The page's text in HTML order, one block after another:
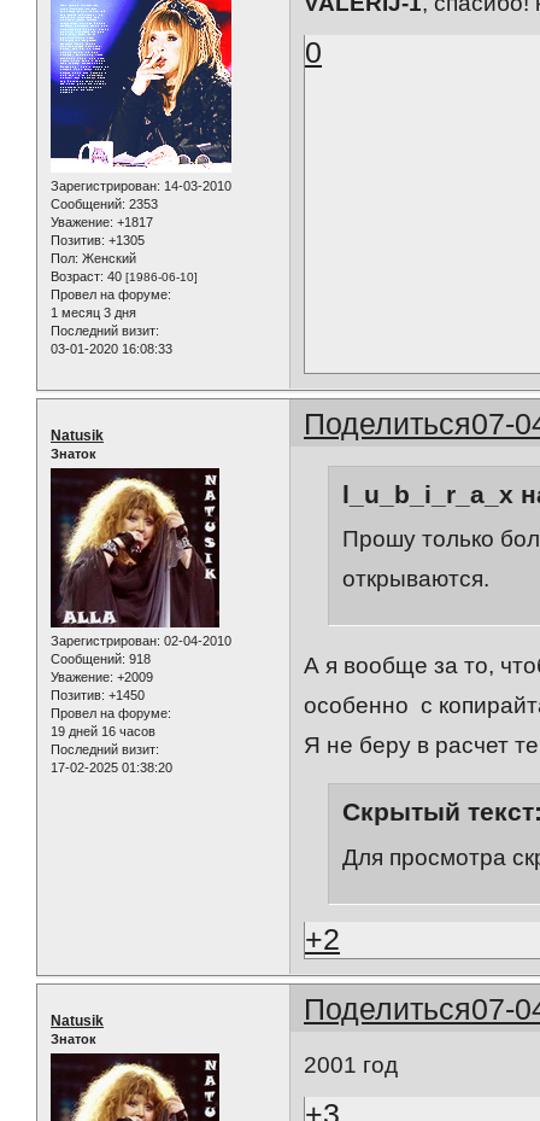
Зарегистрирован: 14-03-2010
Сообщений: 2353
Уважение: +1817
Позитив: +1305
Пол: Женский
Возраст: 40 [1986-06-10]
Провел на форуме:
1 месяц 3 дня
Последний визит:
03-01-2020 16:08:33
0
Поделиться07-
Natusik
Знаток
Зарегистрирован: 02-04-2010
Сообщений: 918
Уважение: +2009
Позитив: +1450
Провел на форуме:
19 дней 16 часов
Последний визит:
17-02-2025 01:38:20
l_u_b_i_r_a_x
Прошу только
открываются.
А я вообще за то,
особенно с
Я не беру в расчет
Скрытый
Для просмотра
+2
Поделиться07-
Natusik
Знаток
2001 год
+3